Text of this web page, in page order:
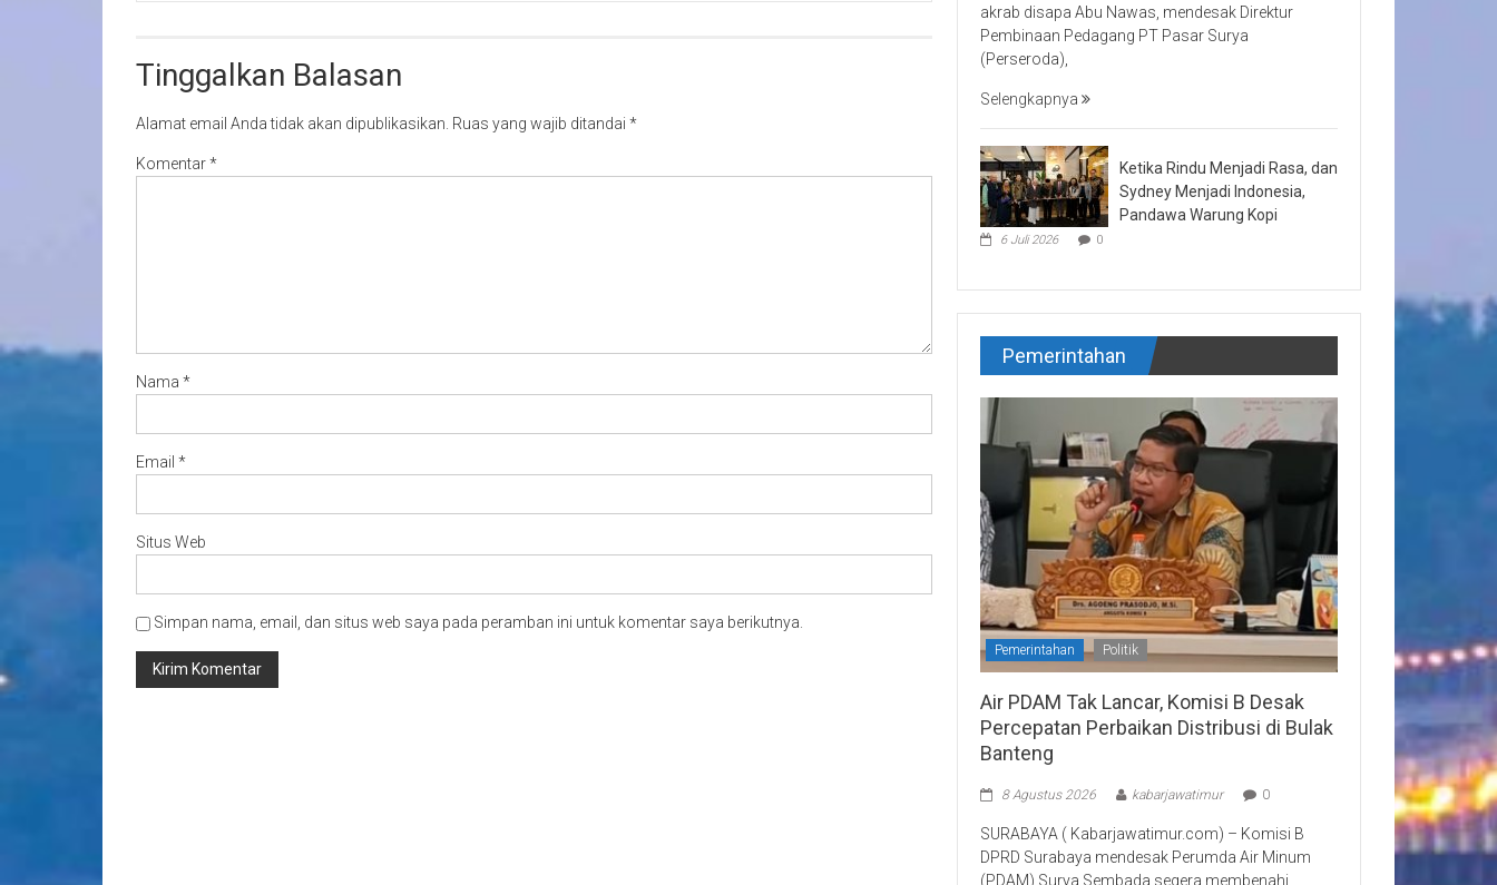
Tinggalkan Balasan
Alamat email Anda tidak akan dipublikasikan. Ruas yang wajib ditandai *
Komentar*
Nama *
Email *
Situs Web
Simpan nama, email, dan situs web saya pada peramban ini untuk komentar saya berikutnya.
akrab disapa Abu Nawas, mendesak Direktur
Pembinaan Pedagang PT Pasar Surya
(Perseroda),
Selengkapnya
Ketika Rindu Menjadi Rasa, dan
Sydney Menjadi Indonesia,
Pandawa Warung Kopi
6 Juli 2026 0
Pemerintahan
Pemerintahan Politik
Air PDAM Tak Lancar, Komisi B Desak
Percepatan Perbaikan Distribusi di Bulak
Banteng
8 Agustus 2026 kabarjawatimur 0
SURABAYA ( Kabarjawatimur.com) – Komisi B
DPRD Surabaya mendesak Perumda Air Minum
(PDAM) Surya Sembada segera membenahi